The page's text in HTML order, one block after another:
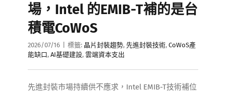
場，Intel 的EMIB-T補的是台
積電CoWoS
2026/07/16 標籤: 晶片封裝趨勢, 先進封裝技術, CoWoS產
能缺口, AI基礎建設, 雲端資本支出
先進封裝市場持續供不應求，Intel EMIB-T技術補位